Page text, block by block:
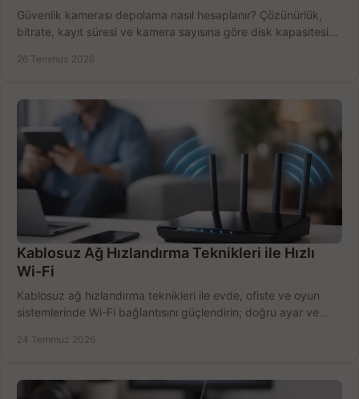
Güvenlik kamerası depolama nasıl hesaplanır? Çözünürlük,
bitrate, kayıt süresi ve kamera sayısına göre disk kapasitesini
26 Temmuz 2026
Kablosuz Ağ Hızlandırma Teknikleri ile Hızlı
Wi-Fi
Kablosuz ağ hızlandırma teknikleri ile evde, ofiste ve oyun
sistemlerinde Wi-Fi bağlantısını güçlendirin; doğru ayar ve
24 Temmuz 2026